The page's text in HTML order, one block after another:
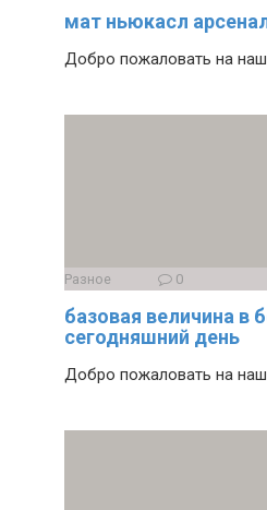
мат ньюкасл
Добро пожаловать на наш
Разное 0
базовая величина в
сегодняшний день
Добро пожаловать на наш